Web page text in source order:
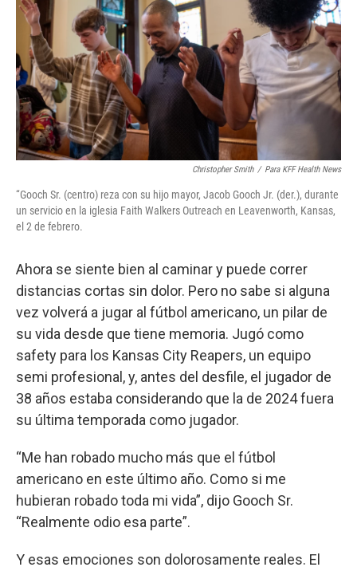
Christopher Smith / Para KFF Health News
“Gooch Sr. (centro) reza con su hijo mayor, Jacob Gooch Jr. (der.), durante
un servicio en la iglesia Faith Walkers Outreach en Leavenworth, Kansas,
el 2 de febrero.
Ahora se siente bien al caminar y puede correr
distancias cortas sin dolor. Pero no sabe si alguna
vez volverá a jugar al fútbol americano, un pilar de
su vida desde que tiene memoria. Jugó como
safety para los Kansas City Reapers, un equipo
semi profesional, y, antes del desfile, el jugador de
38 años estaba considerando que la de 2024 fuera
su última temporada como jugador.
“Me han robado mucho más que el fútbol
americano en este último año. Como si me
hubieran robado toda mi vida”, dijo Gooch Sr.
“Realmente odio esa parte”.
Y esas emociones son dolorosamente reales. El